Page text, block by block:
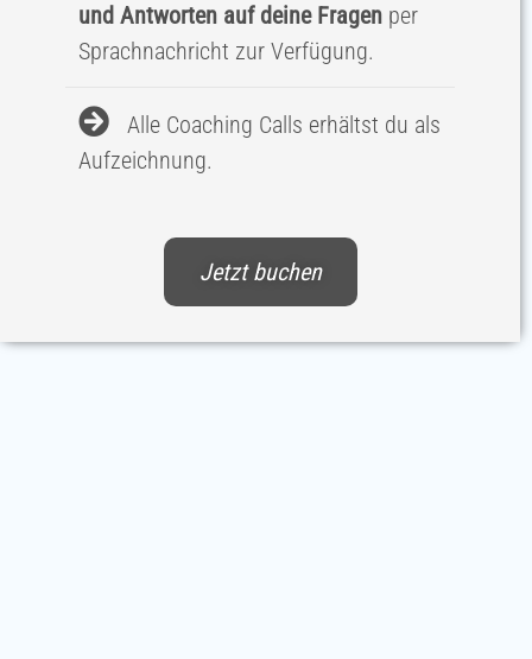
und Antworten auf deine Fragenper
Sprachnachricht zur Verfügung.
Alle Coaching Calls erhältst du als
Aufzeichnung.
Jetzt buchen